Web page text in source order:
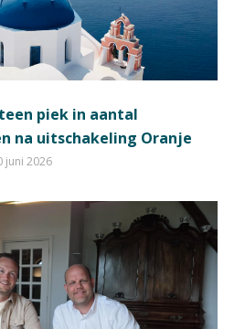
piek in aantal
na uitschakeling Oranje
juni 2026